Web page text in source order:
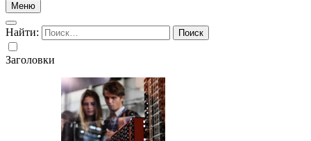
Меню
Найти:
Заголовки